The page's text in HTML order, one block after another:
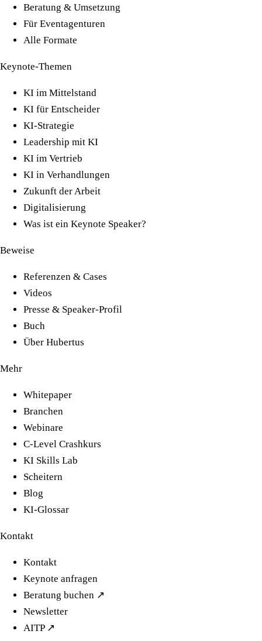
Beratung & Umsetzung
Für Eventagenturen
Alle Formate
Keynote-Themen
KI im Mittelstand
KI für Entscheider
KI-Strategie
Leadership mit KI
KI im Vertrieb
KI in Verhandlungen
Zukunft der Arbeit
Digitalisierung
Was ist ein Keynote Speaker?
Beweise
Referenzen & Cases
Videos
Presse & Speaker-Profil
Buch
Über Hubertus
Mehr
Whitepaper
Branchen
Webinare
C-Level Crashkurs
KI Skills Lab
Scheitern
Blog
KI-Glossar
Kontakt
Kontakt
Keynote anfragen
Beratung buchen ↗
Newsletter
AITP ↗